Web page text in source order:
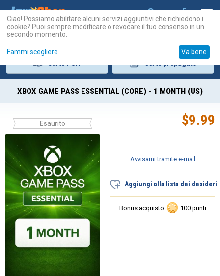
XBOX GAME PASS ESSENTIAL (CORE) - 1 MONTH (US)
Esaurito $9.99
Avvisami tramite e-mail
Aggiungi alla lista dei desideri
Bonus acquisto: 100 punti
Ciao! Possiamo abilitare alcuni servizi aggiuntivi che richiedono i
cookie? Puoi sempre modificare o revocare il tuo consenso in un
secondo momento.
Fammi scegliere Va bene